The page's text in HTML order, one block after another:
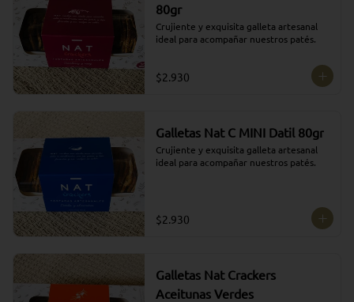
80gr
Crujiente y exquisita galleta artesanal
ideal para acompañar nuestros patés.
$2.930
Galletas Nat C MINI Datil 80gr
Crujiente y exquisita galleta artesanal
ideal para acompañar nuestros patés.
$2.930
Galletas Nat Crackers
Aceitunas Verdes